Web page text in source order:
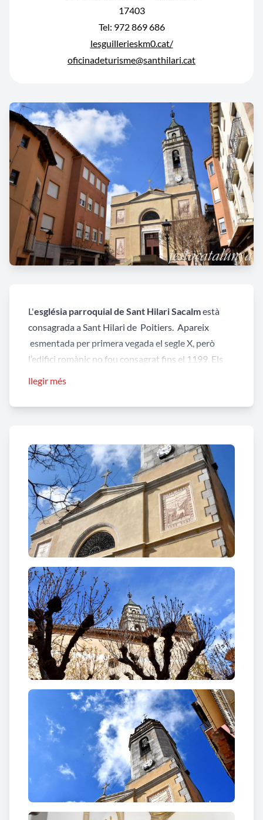
17403
Tel: 972 869 686
lesguillerieskm0.cat/
oficinadeturisme@santhilari.cat
L'església parroquial de Sant Hilari Sacalmestà
consagrada a Sant Hilari de Poitiers. Apareix
esmentada per primera vegada el segle X, però
l’edifici romànic no fou consagrat fins el 1199. Els
reformes portades a terme al segle XVI i al segle
segons projecte de l'arquitecte Josep Maria Pericas.
L'any 1983 es retornà la creu que coronava el
campanar, arrencada durant la Guerra Civil i es
portà a terme la restauració de la seva façana.
Lafaçana està decorada amb uns esgrafiatson es
representen diferents escenes religioses. S’accedeix
a la porta d’entrada al temple per una doble
escalinata. A la llinda de la porta hi ha la inscripció:
"DOMUS DEI ET PORTA COELI". Per sobre de la
porta s’obre un timpà semicircular a manera de
finestra. L’edifici restacapçat per un frontó
rematat per una creu.A ambdós costat de l’edifici
s’aixequendues bases de torre-campanar, encara
que només la de la dreta ho acabà sent.
campanar és de planta quadrada,sobrealçat
amb una estructura octogonalamb quatre
finestres d’arc de mig punt, amb les campanes, i un
rellotge a la paret sota el qual hi ha esculpida en un
carreu la data 1870. Aquesta estructura octogonal,
coronada per una balustrada i una torrella
també octogonal, amb obertures en arc de mig
llegir més